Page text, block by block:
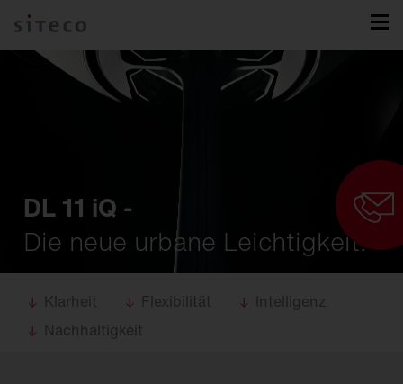
DL 11 iQ -
Die neue urbane Leichtigkeit.
Klarheit Flexibilität
Intelligenz
Nachhaltigkeit